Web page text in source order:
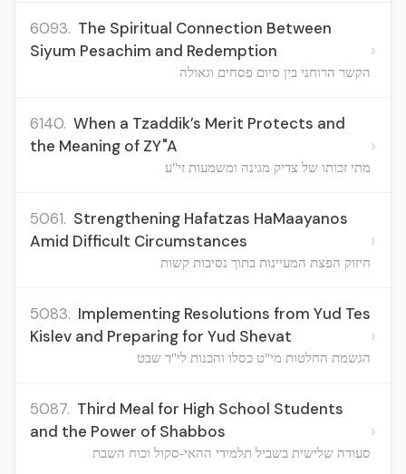
6093. The Spiritual Connection Between
Siyum Pesachim and Redemption
הקשר הרוחני בין סיום פסחים וגאולה
›
6140. When a Tzaddik’s Merit Protects and
the Meaning of ZY"A
מתי זכותו של צדיק מגינה ומשמעות זי"ע
›
5061. Strengthening Hafatzas HaMaayanos
Amid Difficult Circumstances
חיזוק הפצת המעיינות בתוך נסיבות קשות
›
5083. Implementing Resolutions from Yud Tes
Kislev and Preparing for Yud Shevat
הגשמת החלטות מי"ט כסלו והכנות לי"ד שבט
›
5087. Third Meal for High School Students
and the Power of Shabbos
סעודה שלישית בשביל תלמידי ההאי-סקול וכוח השבת
›